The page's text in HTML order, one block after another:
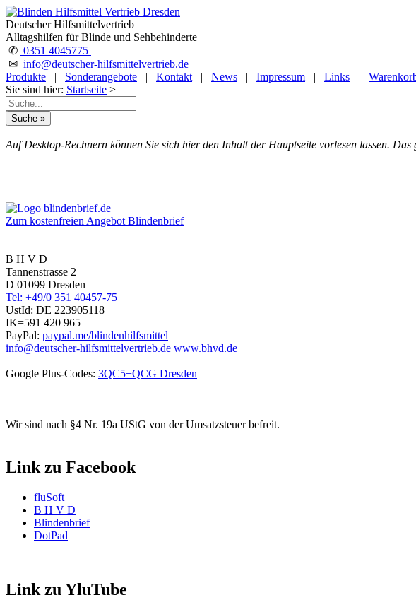
Deutscher Hilfsmittelvertrieb
Alltagshilfen für Blinde und Sehbehinderte
✆ 0351 4045775
✉ info@deutscher-hilfsmittelvertrieb.de
Produkte
| Sonderangebote | Kontakt | News | Impressum | Links |
Sie sind hier: Startseite >
Auf Desktop-Rechnern können Sie sich hier den Inhalt der Hauptseite vorlesen lassen.
Zum kostenfreien Angebot Blindenbrief
B H V D
Tannenstrasse 2
D 01099 Dresden
Tel: +49/0 351 40457-75
UstId: DE 223905118
IK=591 420 965
PayPal: paypal.me/blindenhilfsmittel
info@deutscher-hilfsmittelvertrieb.de www.bhvd.de
Google Plus-Codes: 3QC5+QCG Dresden
Wir sind nach §4 Nr. 19a UStG von der Umsatzsteuer befreit.
Link zu Facebook
fluSoft
B H V D
Blindenbrief
DotPad
Link zu YluTube